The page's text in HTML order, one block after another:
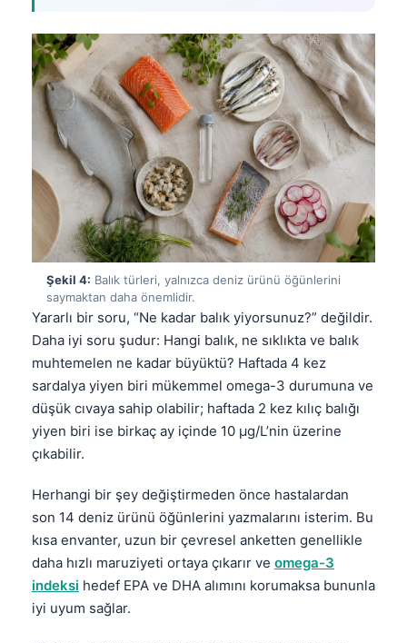
Şekil 4: Balık türleri, yalnızca deniz ürünü öğünlerini
saymaktan daha önemlidir.
Yararlı bir soru, “Ne kadar balık yiyorsunuz?” değildir.
Daha iyi soru şudur: Hangi balık, ne sıklıkta ve balık
muhtemelen ne kadar büyüktü? Haftada 4 kez
sardalya yiyen biri mükemmel omega-3 durumuna ve
düşük cıvaya sahip olabilir; haftada 2 kez kılıç balığı
yiyen biri ise birkaç ay içinde 10 µg/L’nin üzerine
çıkabilir.
Herhangi bir şey değiştirmeden önce hastalardan
son 14 deniz ürünü öğünlerini yazmalarını isterim. Bu
kısa envanter, uzun bir çevresel anketten genellikle
daha hızlı maruziyeti ortaya çıkarır ve omega-3
indeksi hedef EPA ve DHA alımını korumaksa bununla
iyi uyum sağlar.